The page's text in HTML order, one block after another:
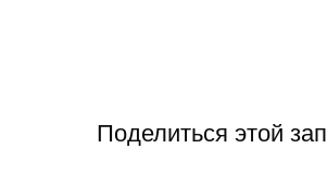
Поделиться этой